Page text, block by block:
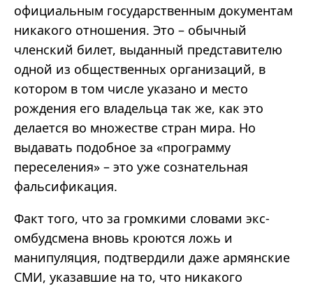
официальным государственным документам
никакого отношения. Это – обычный
членский билет, выданный представителю
одной из общественных организаций, в
котором в том числе указано и место
рождения его владельца так же, как это
делается во множестве стран мира. Но
выдавать подобное за «программу
переселения» – это уже сознательная
фальсификация.
Факт того, что за громкими словами экс-
омбудсмена вновь кроются ложь и
манипуляция, подтвердили даже армянские
СМИ, указавшие на то, что никакого